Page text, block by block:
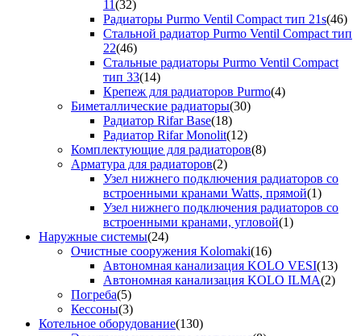
11(32)
Радиаторы Purmo Ventil Compact тип 21s(46)
Стальной радиатор Purmo Ventil Compact тип
22(46)
Стальные радиаторы Purmo Ventil Compact
тип 33(14)
Крепеж для радиаторов Purmo(4)
Биметаллические радиаторы(30)
Радиатор Rifar Base(18)
Радиатор Rifar Monolit(12)
Комплектующие для радиаторов(8)
Арматура для радиаторов(2)
Узел нижнего подключения радиаторов со
встроенными кранами Watts, прямой(1)
Узел нижнего подключения радиаторов со
встроенными кранами, угловой(1)
Наружные системы(24)
Очистные сооружения Kolomaki(16)
Автономная канализация KOLO VESI(13)
Автономная канализация KOLO ILMA(2)
Погреба(5)
Кессоны(3)
Котельное оборудование(130)